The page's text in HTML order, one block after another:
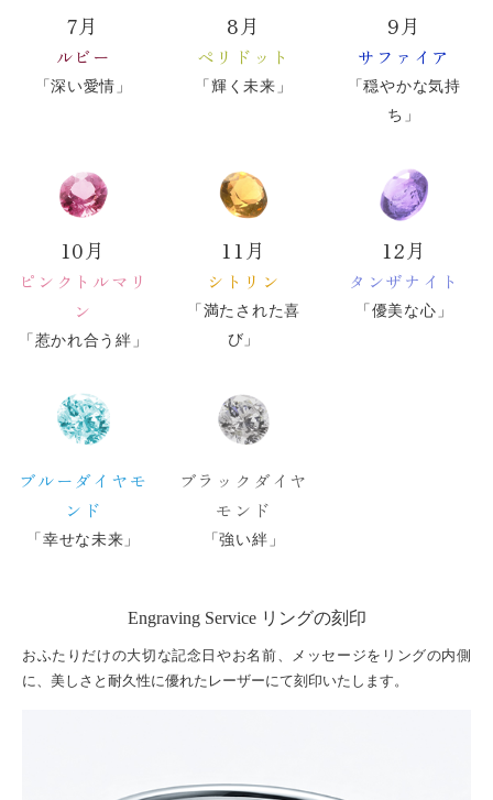
7月
ルビー
「深い愛情」
8月
ペリドット
「輝く未来」
9月
サファイア
「穏やかな気持
ち」
10月
ピンクトルマリ
ン
「惹かれ合う絆」
11月
シトリン
「満たされた喜
び」
12月
タンザナイト
「優美な心」
ブルーダイヤモ
ンド
「幸せな未来」
ブラックダイヤ
モンド
「強い絆」
Engraving Service リングの刻印
おふたりだけの大切な記念日やお名前、メッセージをリングの内側
に、美しさと耐久性に優れたレーザーにて刻印いたします。